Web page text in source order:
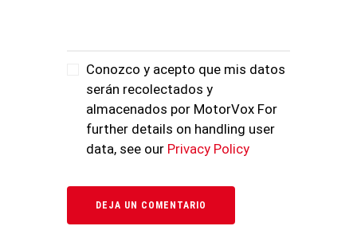
Conozco y acepto que mis datos
serán recolectados y
almacenados por MotorVox For
further details on handling user
data, see our Privacy Policy